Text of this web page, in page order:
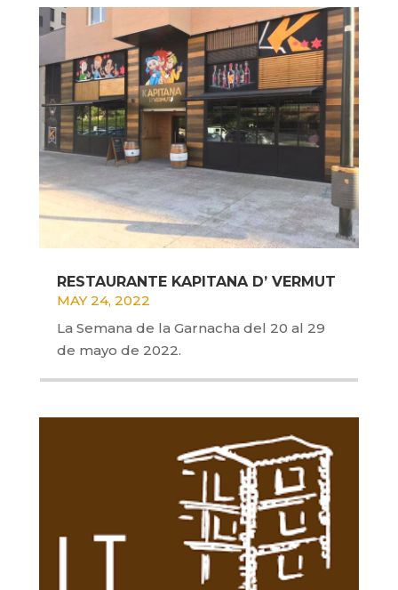
RESTAURANTE KAPITANA D’ VERMUT
MAY 24, 2022
La Semana de la Garnacha del 20 al 29
de mayo de 2022.